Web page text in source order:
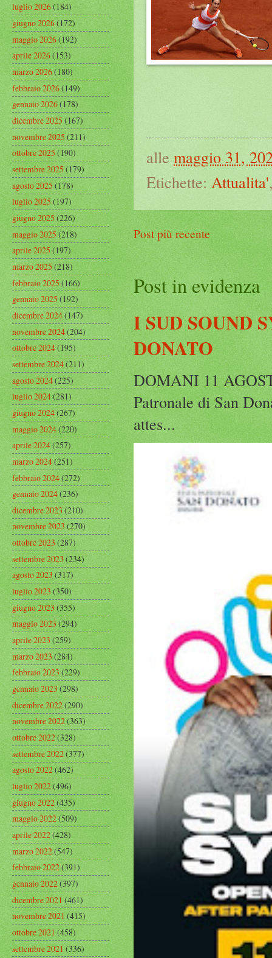
alle maggio 31,
Etichette: Attualita'
Post più recente
Post in evidenza
I SUD SOUND
DONATO
DOMANI 11
Patronale di San
attes...
luglio 2026(184)
giugno 2026(172)
maggio 2026(192)
aprile 2026(153)
marzo 2026(180)
febbraio 2026(149)
gennaio 2026(178)
dicembre 2025(167)
novembre 2025(211)
ottobre 2025(190)
settembre 2025(179)
agosto 2025(178)
luglio 2025(197)
giugno 2025(226)
maggio 2025(218)
aprile 2025(197)
marzo 2025(218)
febbraio 2025(166)
gennaio 2025(192)
dicembre 2024(147)
novembre 2024(204)
ottobre 2024(195)
settembre 2024(211)
agosto 2024(225)
luglio 2024(281)
giugno 2024(267)
maggio 2024(220)
aprile 2024(257)
marzo 2024(251)
febbraio 2024(272)
gennaio 2024(236)
dicembre 2023(210)
novembre 2023(270)
ottobre 2023(287)
settembre 2023(234)
agosto 2023(317)
luglio 2023(350)
giugno 2023(355)
maggio 2023(294)
aprile 2023(259)
marzo 2023(284)
febbraio 2023(229)
gennaio 2023(298)
dicembre 2022(290)
novembre 2022(363)
ottobre 2022(328)
settembre 2022(377)
agosto 2022(462)
luglio 2022(496)
giugno 2022(435)
maggio 2022(509)
aprile 2022(428)
marzo 2022(547)
febbraio 2022(391)
gennaio 2022(397)
dicembre 2021(461)
novembre 2021(415)
ottobre 2021(458)
settembre 2021(336)